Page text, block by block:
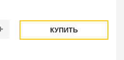
КУПИТЬ